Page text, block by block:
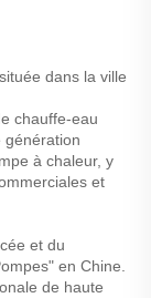
dans la ville
chauffe-eau
génération
à chaleur, y
et
et du
en Chine.
de haute